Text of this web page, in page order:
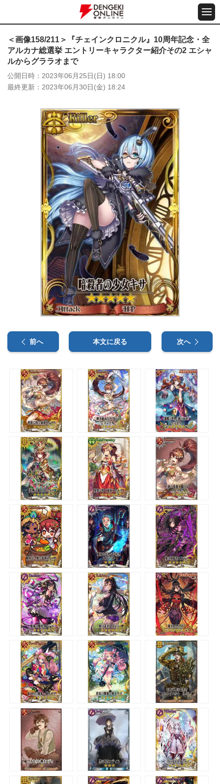
＜画像158/211＞『チェインクロニクル』10周年記念・全
アルカナ総選挙 エントリーキャラクター紹介その2 エシャ
ルからグララオまで
公開日時
2023年06月25日(日) 18:00
最終更新
2023年06月30日(金) 18:24
前へ 本文に戻る 次へ